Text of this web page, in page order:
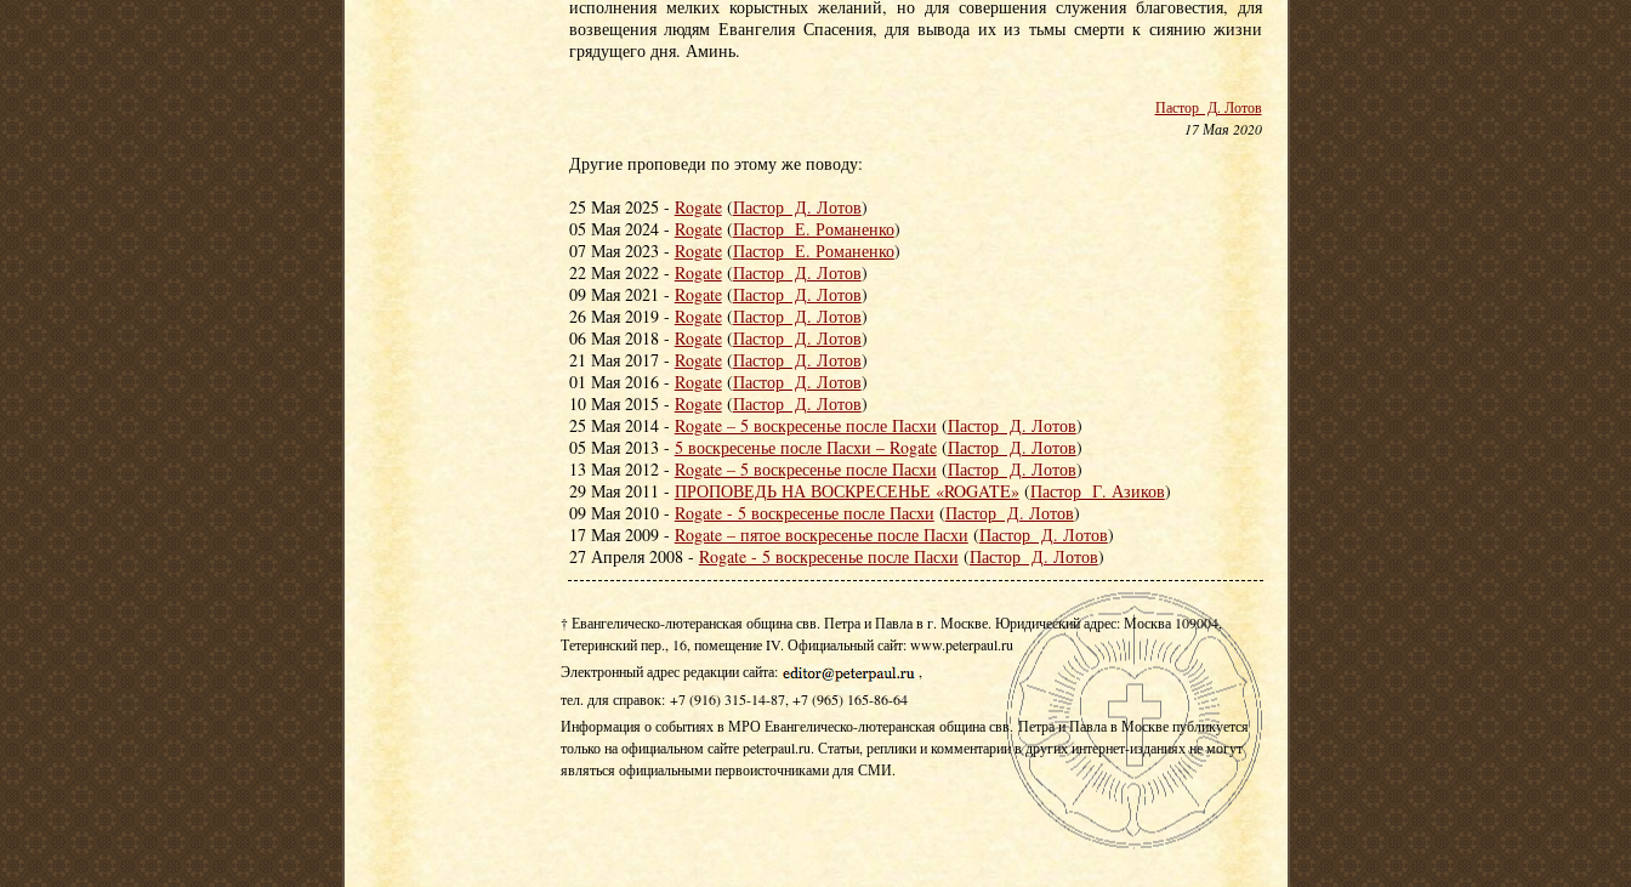
исполнения мелких корыстных желаний, но для совершения служения благовестия, для
возвещения людям Евангелия Спасения, для вывода их из тьмы смерти к сиянию жизни
грядущего дня. Аминь.
Пастор Д. Лотов
17 Мая 2020
Другие проповеди по этому же поводу:
25 Мая 2025 - Rogate(Пастор Д. Лотов)
05 Мая 2024 - Rogate(Пастор Е. Романенко)
07 Мая 2023 - Rogate(Пастор Е. Романенко)
22 Мая 2022 - Rogate(Пастор Д. Лотов)
09 Мая 2021 - Rogate(Пастор Д. Лотов)
26 Мая 2019 - Rogate(Пастор Д. Лотов)
06 Мая 2018 - Rogate(Пастор Д. Лотов)
21 Мая 2017 - Rogate(Пастор Д. Лотов)
01 Мая 2016 - Rogate(Пастор Д. Лотов)
10 Мая 2015 - Rogate(Пастор Д. Лотов)
25 Мая 2014 - Rogate – 5 воскресенье после Пасхи(Пастор Д. Лотов)
05 Мая 2013 - 5 воскресенье после Пасхи – Rogate(Пастор Д. Лотов)
13 Мая 2012 - Rogate – 5 воскресенье после Пасхи(Пастор Д. Лотов)
29 Мая 2011 - ПРОПОВЕДЬ НА ВОСКРЕСЕНЬЕ «ROGATE» (Пастор Г. Азиков)
09 Мая 2010 - Rogate - 5 воскресенье после Пасхи (Пастор Д. Лотов)
17 Мая 2009 - Rogate – пятое воскресенье после Пасхи (Пастор Д. Лотов)
27 Апреля 2008 - Rogate - 5 воскресенье после Пасхи (Пастор Д. Лотов)
† Евангелическо-лютеранская община свв. Петра и Павла в г. Москве. Юридический адрес: Москва 109004,
Тетеринский пер., 16, помещение IV. Официальный сайт: www.peterpaul.ru
Электронный адрес редакции сайта:
,
тел. для справок: +7 (916) 315-14-87, +7 (965) 165-86-64
Информация о событиях в МРО Евангелическо-лютеранская община свв. Петра и Павла в Москве публикуется
только на официальном сайте peterpaul.ru. Статьи, реплики и комментарии в других интернет-изданиях не могут
являться официальными первоисточниками для СМИ.